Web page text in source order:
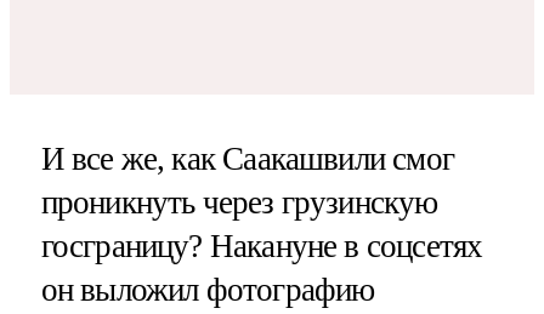
И все же, как Саакашвили смог
проникнуть через грузинскую
госграницу? Накануне в соцсетях
он выложил фотографию